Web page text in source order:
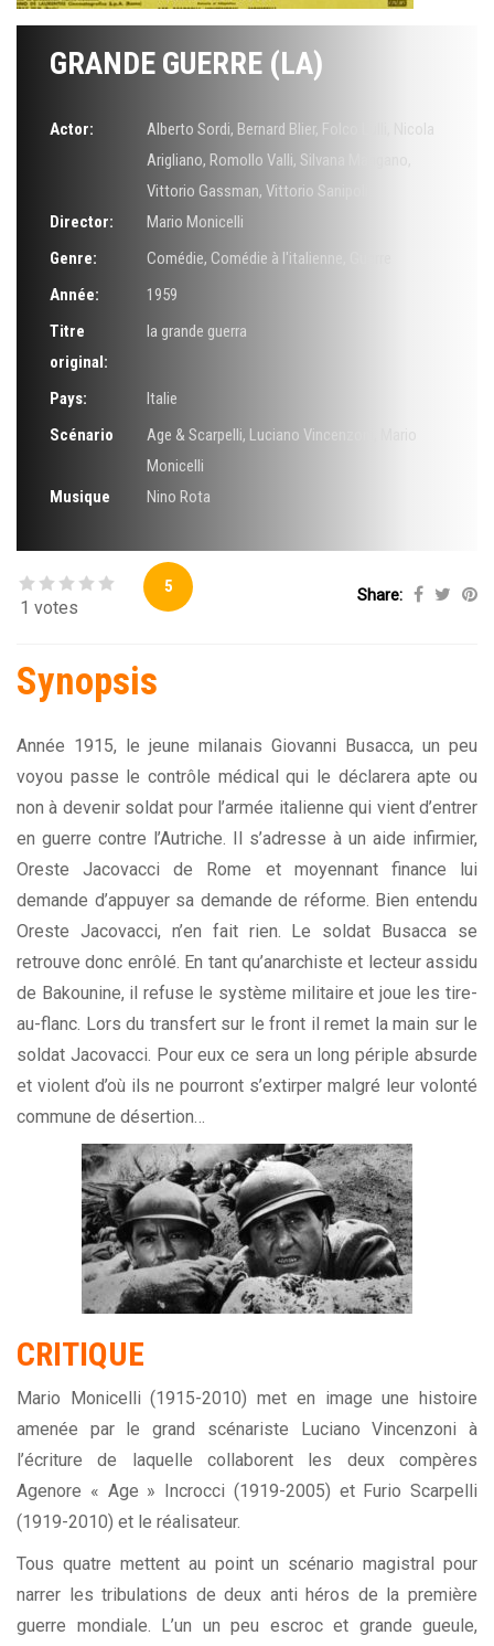
GRANDE GUERRE (LA)
Actor: Alberto Sordi, Bernard Blier, Folco Lulli
Nicola
Arigliano, Romollo Valli, Silvana Mangano
Vittorio Gassman, Vittorio Sanipoli
Director:
Mario Monicelli
Genre:
Comédie, Comédie à l'italienne
Année:
1959
Titre
original:
la grande guerra
Pays:
Italie
Scénario
Age & Scarpelli, Luciano Vincenzoni
Monicelli
Musique
Nino Rota
1 votes
5 Share:
Synopsis
Année 1915, le jeune milanais Giovanni Busacca, un peu
voyou passe le contrôle médical qui le déclarera apte ou
non à devenir soldat pour l’armée italienne qui vient d’entrer
en guerre contre l’Autriche. Il s’adresse à un aide infirmier,
Oreste Jacovacci de Rome et moyennant finance lui
demande d’appuyer sa demande de réforme. Bien entendu
Oreste Jacovacci, n’en fait rien. Le soldat Busacca se
retrouve donc enrôlé. En tant qu’anarchiste et lecteur assidu
de Bakounine, il refuse le système militaire et joue les tire-
au-flanc. Lors du transfert sur le front il remet la main sur le
soldat Jacovacci. Pour eux ce sera un long périple absurde
et violent d’où ils ne pourront s’extirper malgré leur volonté
commune de désertion…
CRITIQUE
Mario Monicelli (1915-2010) met en image une histoire
amenée par le grand scénariste
Luciano Vincenzoni à
l’écriture de laquelle collaborent les deux compères
Agenore « Age » Incrocci (1919-2005) et Furio Scarpelli
(1919-2010) et le réalisateur.
Tous quatre mettent au point un scénario magistral pour
narrer les tribulations de deux anti héros de la première
guerre mondiale. L’un un peu escroc et grande gueule,